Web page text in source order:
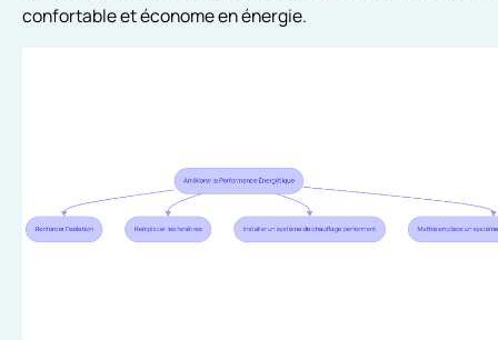
confortable et économe en énergie.